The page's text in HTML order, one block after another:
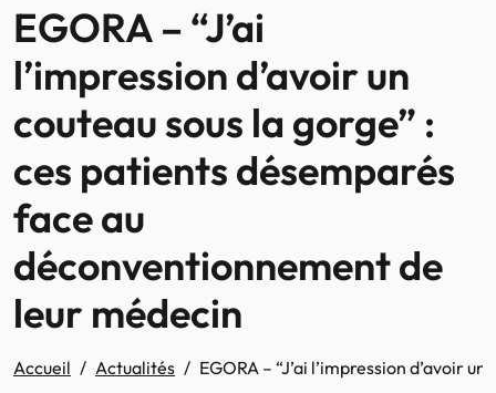
EGORA – “J’ai
l’impression d’avoir un
couteau sous la gorge” :
ces patients désemparés
face au
déconventionnement de
leur médecin
Accueil Actualités EGORA – “J’ai l’impression d’avoir